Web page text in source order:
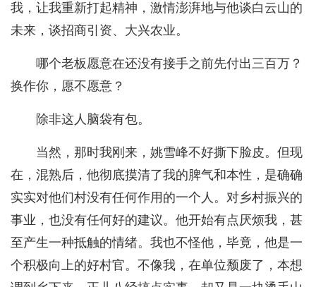
我，让我重新打起精神，激情澎湃地与他谈白云山的
未来，谈招商引资、大兴农业。
哪个老板愿意在还没有接手之前先付出三百万？
换作你，愿不愿意？
除非这人脑袋有包。
当然，那时我刚来，姚雪峰不好撕下脸皮。但现
在，混熟后，他彻底摸清了我的脾气和本性，是确确
实实对他们村没有任何作用的一个人。对乡村振兴的
事业，也没有任何好的建议。他开始有点厌烦我，甚
至产生一种抵触的情绪。我也不怪他，毕竟，他是一
个积极向上的好村官。不像我，在单位颓废了，本想